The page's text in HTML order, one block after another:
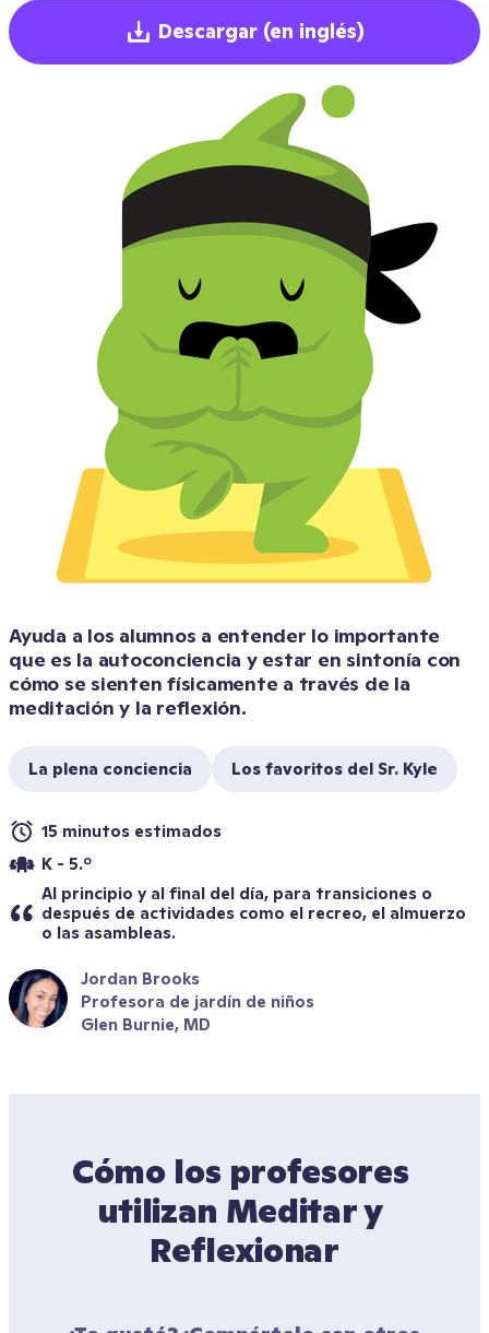
Descargar (en inglés)
Ayuda a los alumnos a entender lo importante
que es la autoconciencia y estar en sintonía con
cómo se sienten físicamente a través de la
meditación y la reflexión.
La plena conciencia Los favoritos del Sr. Kyle
15 minutos estimados
K - 5.º
Al principio y al final del día, para transiciones o
después de actividades como el recreo, el almuerzo
o las asambleas.
Jordan Brooks
Profesora de jardín de niños
Glen Burnie, MD
Cómo los profesores
utilizan Meditar y
Reflexionar